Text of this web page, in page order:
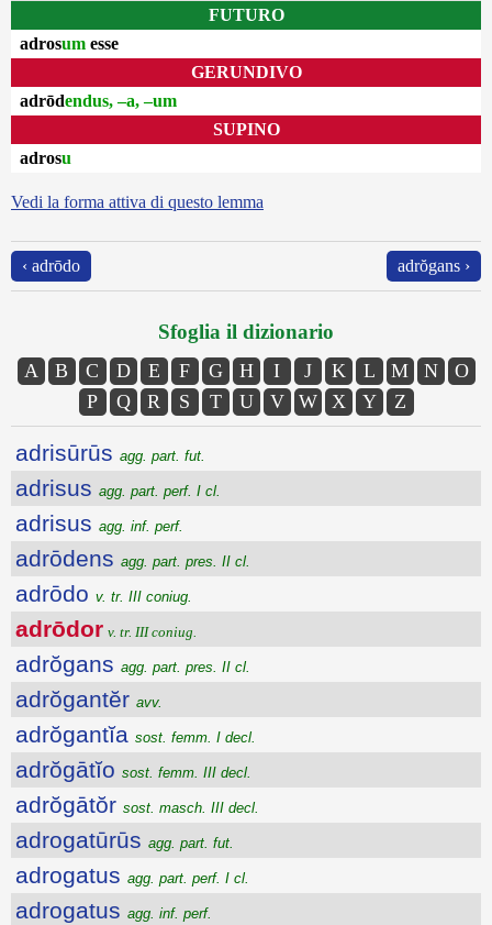
FUTURO
adrosum esse
GERUNDIVO
adrōdendus, –a, –um
SUPINO
adrosu
Vedi la forma attiva di questo lemma
‹ adrōdo adrŏgans ›
Sfoglia il dizionario
A B C D E F G H I J K L M N
O
P
Q R S T U V W X Y Z
adrisūrūs agg. part. fut.
adrisus agg. part. perf. I cl.
adrisus agg. inf. perf.
adrōdens agg. part. pres. II cl.
adrōdo v. tr. III coniug.
adrōdor v. tr. III coniug.
adrŏgans agg. part. pres. II cl.
adrŏgantĕr avv.
adrŏgantĭa sost. femm. I decl.
adrŏgātĭo sost. femm. III decl.
adrŏgātŏr sost. masch. III decl.
adrogatūrūs agg. part. fut.
adrogatus agg. part. perf. I cl.
adrogatus agg. inf. perf.